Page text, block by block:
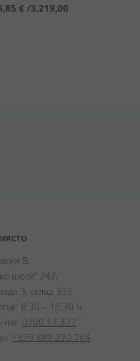
€ /3.219,00
В,
шосе” 247,
3, склад 303
8:30 – 16:30 ч.
0700 17 377
+359 889 220 764